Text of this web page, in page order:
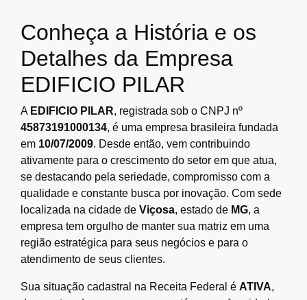
Conheça a História e os
Detalhes da Empresa
EDIFICIO PILAR
A EDIFICIO PILAR, registrada sob o CNPJ nº
45873191000134, é uma empresa brasileira fundada
em 10/07/2009. Desde então, vem contribuindo
ativamente para o crescimento do setor em que atua,
se destacando pela seriedade, compromisso com a
qualidade e constante busca por inovação. Com sede
localizada na cidade de Viçosa, estado de MG, a
empresa tem orgulho de manter sua matriz em uma
região estratégica para seus negócios e para o
atendimento de seus clientes.
Sua situação cadastral na Receita Federal é ATIVA,